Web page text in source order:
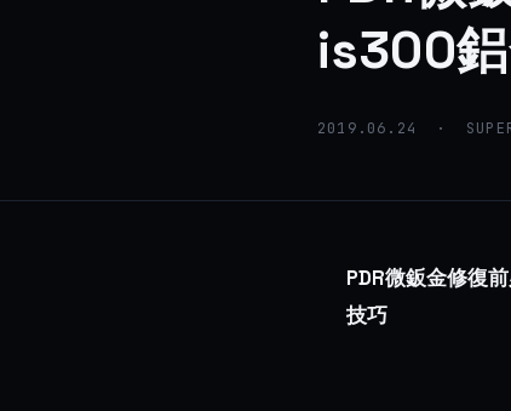
is300
2019.06.24 ·
PDR微鈑金修復
技巧